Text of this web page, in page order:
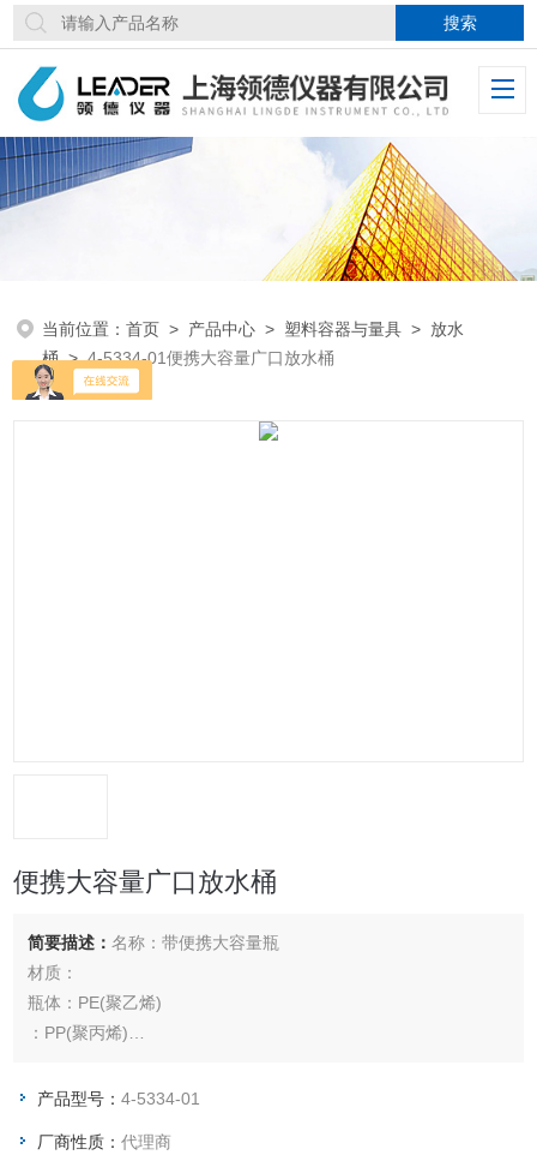
当前位置：首页 > 产品中心 > 塑料容器与量具 > 放水
桶>4-5334-01便携大容量广口放水桶
便携大容量广口放水桶
简要描述：名称：带便携大容量瓶
材质：
瓶体：PE(聚乙烯)
：PP(聚丙烯)
带，易携带，方便使用
产品型号：4-5334-01
厂商性质：代理商